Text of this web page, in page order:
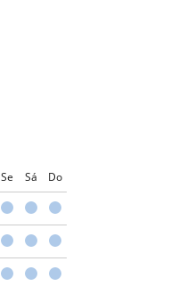
Se Sá Do